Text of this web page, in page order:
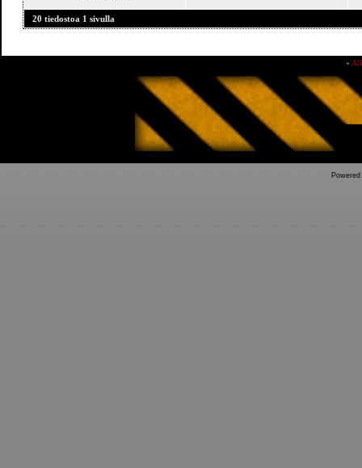
20 tiedostoa 1 sivulla
»